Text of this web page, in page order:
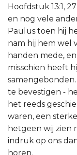
Hoofdstuk 13:1,
en nog vele
Paulus toen hij
nam hij hem wel
handen mede,
misschien heeft
te bevestigen -
het reeds
waren, een
hetgeen wij zien
indruk op ons
horen.